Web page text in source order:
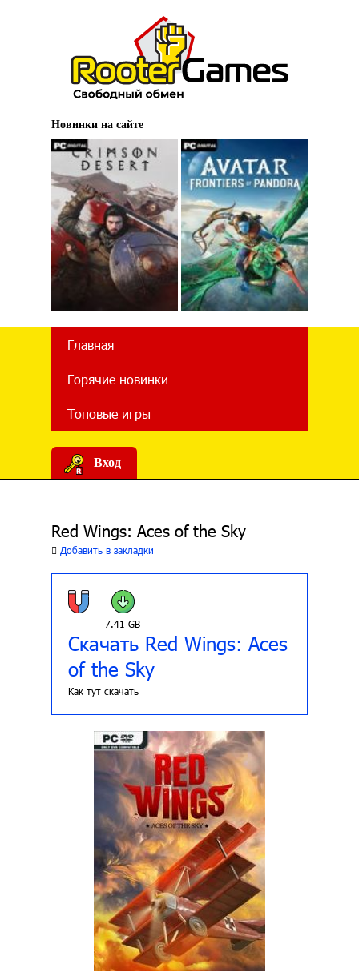
Новинки на сайте
Главная
Горячие новинки
Топовые игры
Вход
Red Wings: Aces of the Sky
Добавить в закладки
7.41 GB
Скачать Red Wings: Aces
of the Sky
Как тут скачать